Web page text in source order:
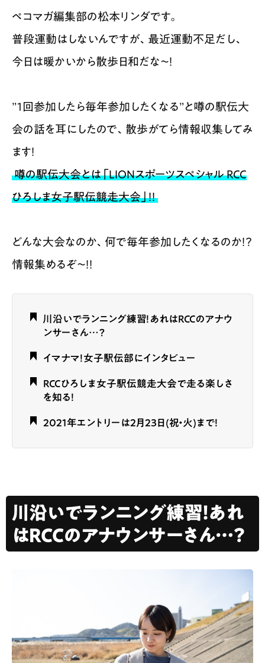
ペコマガ編集部の松本リンダです。
普段運動はしないんですが、最近運動不足だし、
今日は暖かいから散歩日和だな〜！
”1回参加したら毎年参加したくなる”と噂の駅伝大
会の話を耳にしたので、散歩がてら情報収集してみ
ます！
噂の駅伝大会とは「LIONスポーツスペシャル RCC
ひろしま女子駅伝競走大会」！！
どんな大会なのか、何で毎年参加したくなるのか！？
情報集めるぞ〜！！
川沿いでランニング練習！あれはRCCのアナウ
ンサーさん…？
イマナマ！女子駅伝部にインタビュー
RCCひろしま女子駅伝競走大会で走る楽しさ
を知る！
2021年エントリーは2月23日(祝・火)まで！
川沿いでランニング練習！あれ
はRCCのアナウンサーさん…？